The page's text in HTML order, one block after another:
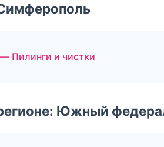
Пилинги и чистки
Южный